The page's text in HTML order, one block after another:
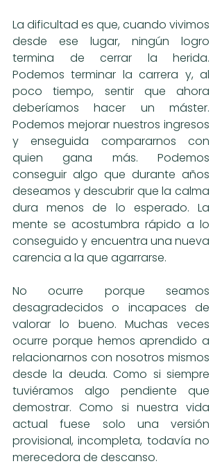
La dificultad es que, cuando vivimos
desde ese lugar, ningún logro
termina de cerrar la herida.
Podemos terminar la carrera y, al
poco tiempo, sentir que ahora
deberíamos hacer un máster.
Podemos mejorar nuestros ingresos
y enseguida compararnos con
quien gana más. Podemos
conseguir algo que durante años
deseamos y descubrir que la calma
dura menos de lo esperado. La
mente se acostumbra rápido a lo
conseguido y encuentra una nueva
carencia a la que agarrarse.
No ocurre porque seamos
desagradecidos o incapaces de
valorar lo bueno. Muchas veces
ocurre porque hemos aprendido a
relacionarnos con nosotros mismos
desde la deuda. Como si siempre
tuviéramos algo pendiente que
demostrar. Como si nuestra vida
actual fuese solo una versión
provisional, incompleta, todavía no
merecedora de descanso.